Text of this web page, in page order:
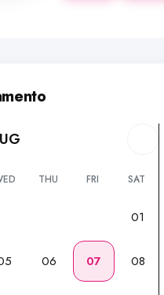
THU FRI SAT
01
06 07 08